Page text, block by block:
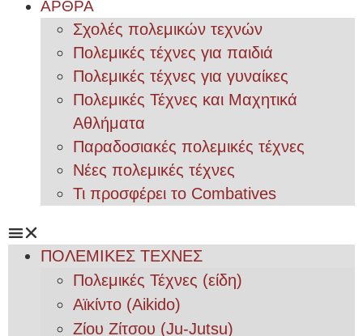
ΑΡΘΡΑ
Σχολές πολεμικών τεχνών
Πολεμικές τέχνες για παιδιά
Πολεμικές τέχνες για γυναίκες
Πολεμικές Τέχνες και Μαχητικά
Αθλήματα
Παραδοσιακές πολεμικές τέχνες
Νέες πολεμικές τέχνες
Τι προσφέρει το Combatives
ΠΟΛΕΜΙΚΕΣ ΤΕΧΝΕΣ
Πολεμικές Τέχνες (είδη)
Αϊκίντο (Aikido)
Ζίου Ζίτσου (Ju-Jutsu)